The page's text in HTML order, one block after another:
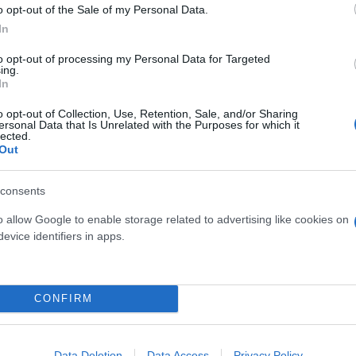
opt-out of the Sale of my Personal Data.
opt-out of processing my Personal Data for Targeted
opt-out of Collection, Use, Retention, Sale, and/or Sharing
Data that Is Unrelated with the Purposes for which it
allow Google to enable storage related to advertising like cookies on
identifiers in apps.
CONFIRM
αέριο)